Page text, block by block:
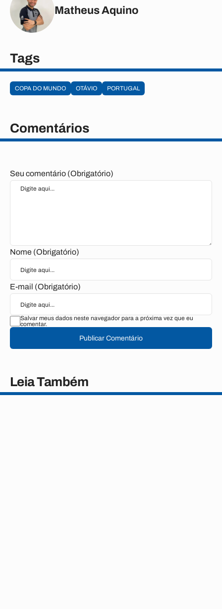
Matheus Aquino
Tags
COPA DO MUNDO OTÁVIO PORTUGAL
Comentários
Seu comentário (Obrigatório)
Nome (Obrigatório)
E-mail (Obrigatório)
Salvar meus dados neste navegador para a próxima vez que eu
comentar.
Publicar Comentário
Leia Também